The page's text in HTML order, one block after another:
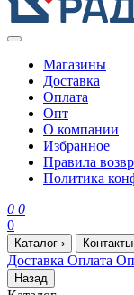
Магазины
Доставка
Оплата
Опт
О компании
Избранное
Правила
Политика
0 0
0
Каталог › Контакты
Доставка Оплата
Назад